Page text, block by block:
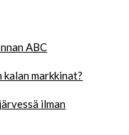
ABC
kalan markkinat?
ilman